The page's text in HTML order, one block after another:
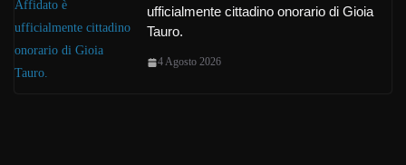
ufficialmente cittadino onorario di Gioia
Tauro.
4 Agosto 2026